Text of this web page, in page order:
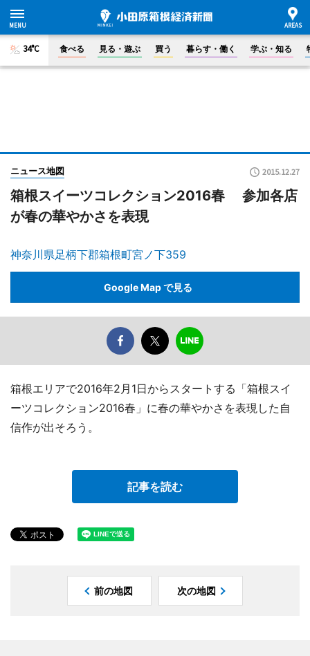
34°C 食べる 見る・遊ぶ 買う 暮らす・働く 学ぶ・知る
ニュース地図 2015.12.27
箱根スイーツコレクション2016春 参加各店
が春の華やかさを表現
神奈川県足柄下郡箱根町宮ノ下359
Google Map で見る
箱根エリアで2016年2月1日からスタートする「箱根スイ
ーツコレクション2016春」に春の華やかさを表現した自
信作が出そろう。
記事を読む
前の地図 次の地図